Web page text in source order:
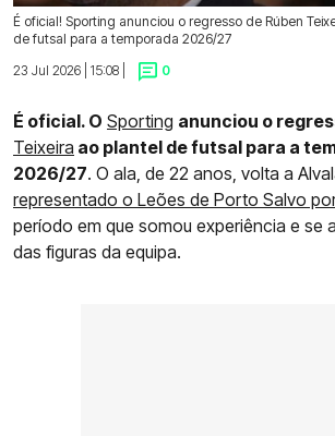
É oficial! Sporting anunciou o regresso de Rúben
de futsal para a temporada 2026/27
23 Jul 2026 | 15:08 |
0
É oficial. O Sporting anunciou o
Teixeira ao plantel de futsal para a
2026/27. O ala, de 22 anos, volta a
representado o Leões de Porto Salvo
período em que somou experiência e se
das figuras da equipa.